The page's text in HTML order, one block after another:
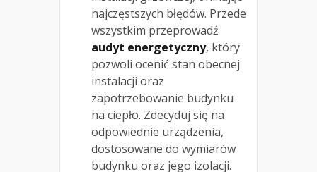
najczęstszych błędów. Przede
wszystkim przeprowadź
audyt energetyczny, który
pozwoli ocenić stan obecnej
instalacji oraz
zapotrzebowanie budynku
na ciepło. Zdecyduj się na
odpowiednie urządzenia,
dostosowane do wymiarów
budynku oraz jego izolacji.